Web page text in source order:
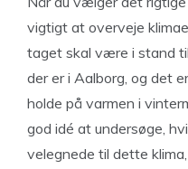
vigtigt at overveje
taget skal være i stand
der er i Aalborg, og det
holde på varmen i
god idé at undersøge,
velegnede til dette